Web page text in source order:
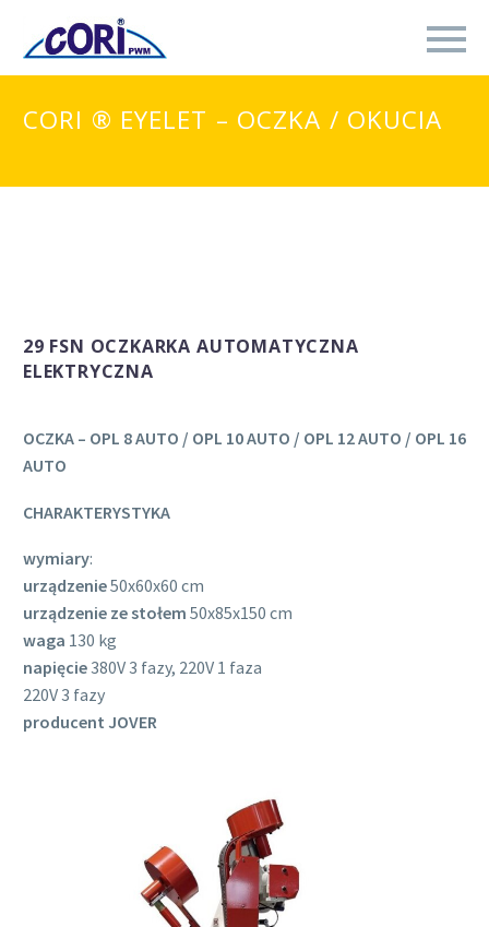
CORI ® EYELET – OCZKA / OKUCIA
29 FSN OCZKARKA AUTOMATYCZNA
ELEKTRYCZNA
OCZKA – OPL 8 AUTO / OPL 10 AUTO / OPL 12 AUTO / OPL 16
AUTO
CHARAKTERYSTYKA
wymiary:
urządzenie50x60x60 cm
urządzenie ze stołem 50x85x150 cm
waga 130 kg
napięcie380V 3 fazy, 220V 1 faza
220V 3 fazy
producent JOVER